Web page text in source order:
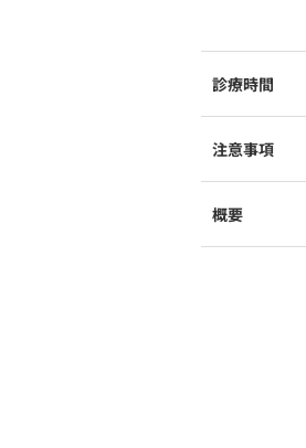
診療時間
注意事項
概要